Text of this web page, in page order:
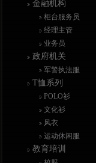
金融机构
柜台服务员
经理主管
业务员
政府机关
军警执法服
T恤系列
POLO衫
文化衫
风衣
运动休闲服
教育培训